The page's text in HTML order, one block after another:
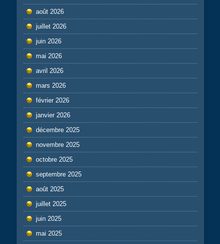
août 2026
juillet 2026
juin 2026
mai 2026
avril 2026
mars 2026
février 2026
janvier 2026
décembre 2025
novembre 2025
octobre 2025
septembre 2025
août 2025
juillet 2025
juin 2025
mai 2025